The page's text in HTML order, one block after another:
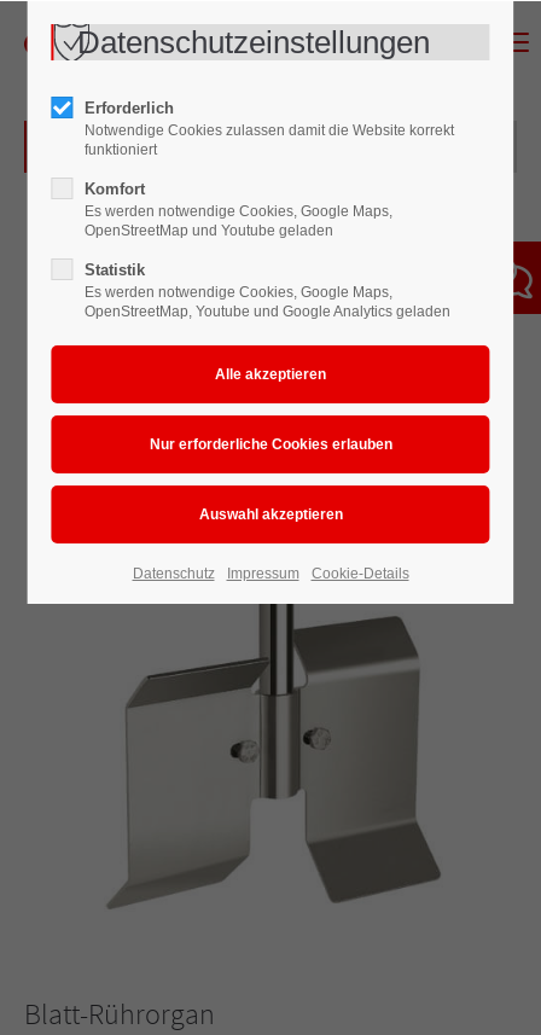
Überblick des Blatt-Rührorgans
Blatt-Rührorgan
Datenschutzeinstellungen
Erforderlich
Notwendige Cookies zulassen damit die Website korrekt
funktioniert
Komfort
Es werden notwendige Cookies, Google Maps,
OpenStreetMap und Youtube geladen
Statistik
Es werden notwendige Cookies, Google Maps,
OpenStreetMap, Youtube und Google Analytics geladen
Datenschutz Impressum Cookie-Details